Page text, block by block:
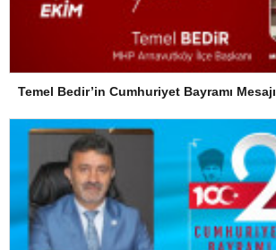
Temel Bedir’in Cumhuriyet Bayramı Mesajı